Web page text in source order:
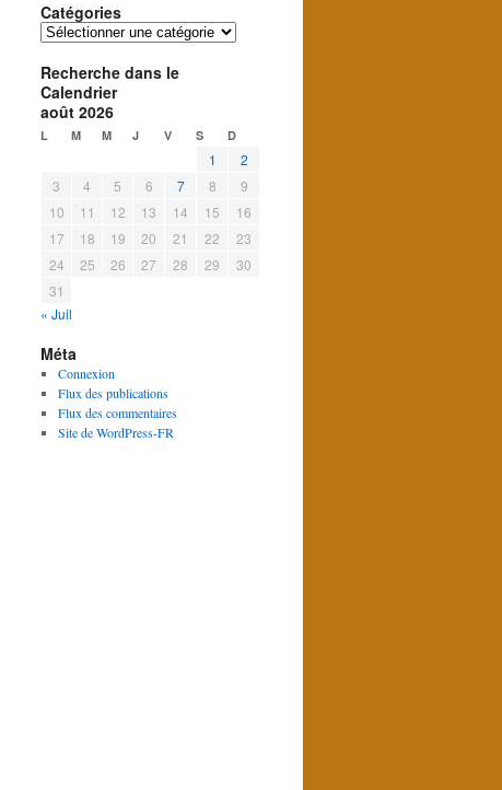
Catégories
Catégories
Recherche dans le
Calendrier
août 2026
L M M J V S D
1
2
3
4 5 6 7 8
9
10
11 12 13 14 15
16
17
18 19 20 21 22
23
24
25 26 27 28 29
30
31
« Juil
Méta
Connexion
Flux des publications
Flux des commentaires
Site de WordPress-FR